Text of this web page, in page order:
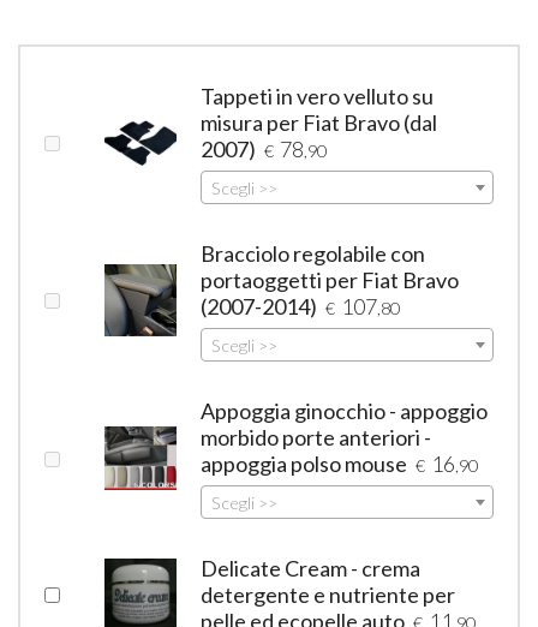
Tappeti in vero velluto su
misura per Fiat Bravo (dal
2007) € 78 ,90
Scegli >>
Bracciolo regolabile con
portaoggetti per Fiat Bravo
(2007-2014) € 107 ,80
Scegli >>
Appoggia ginocchio - appoggio
morbido porte anteriori -
appoggia polso mouse € 16 ,90
Scegli >>
Delicate Cream - crema
detergente e nutriente per
pelle ed ecopelle auto
11